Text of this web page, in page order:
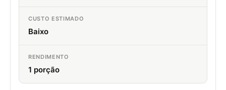
CUSTO ESTIMADO
Baixo
RENDIMENTO
1 porção